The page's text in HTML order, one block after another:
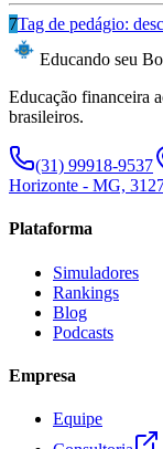
7Tag de pedágio:
Educando seu
Educação financeira
brasileiros.
(31) 99918-9537
Horizonte - MG,
Plataforma
Simuladores
Rankings
Blog
Podcasts
Empresa
Equipe